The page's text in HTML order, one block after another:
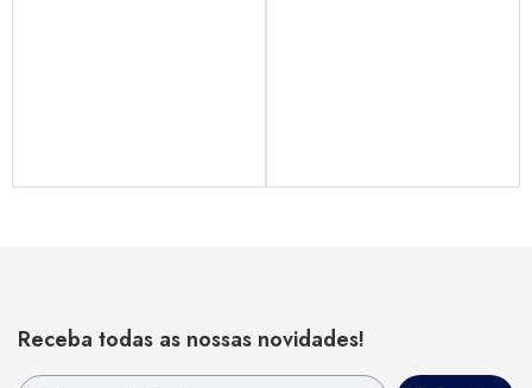
Receba todas as nossas novidades!